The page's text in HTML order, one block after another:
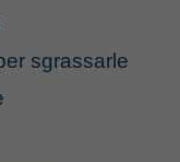
sgrassarle